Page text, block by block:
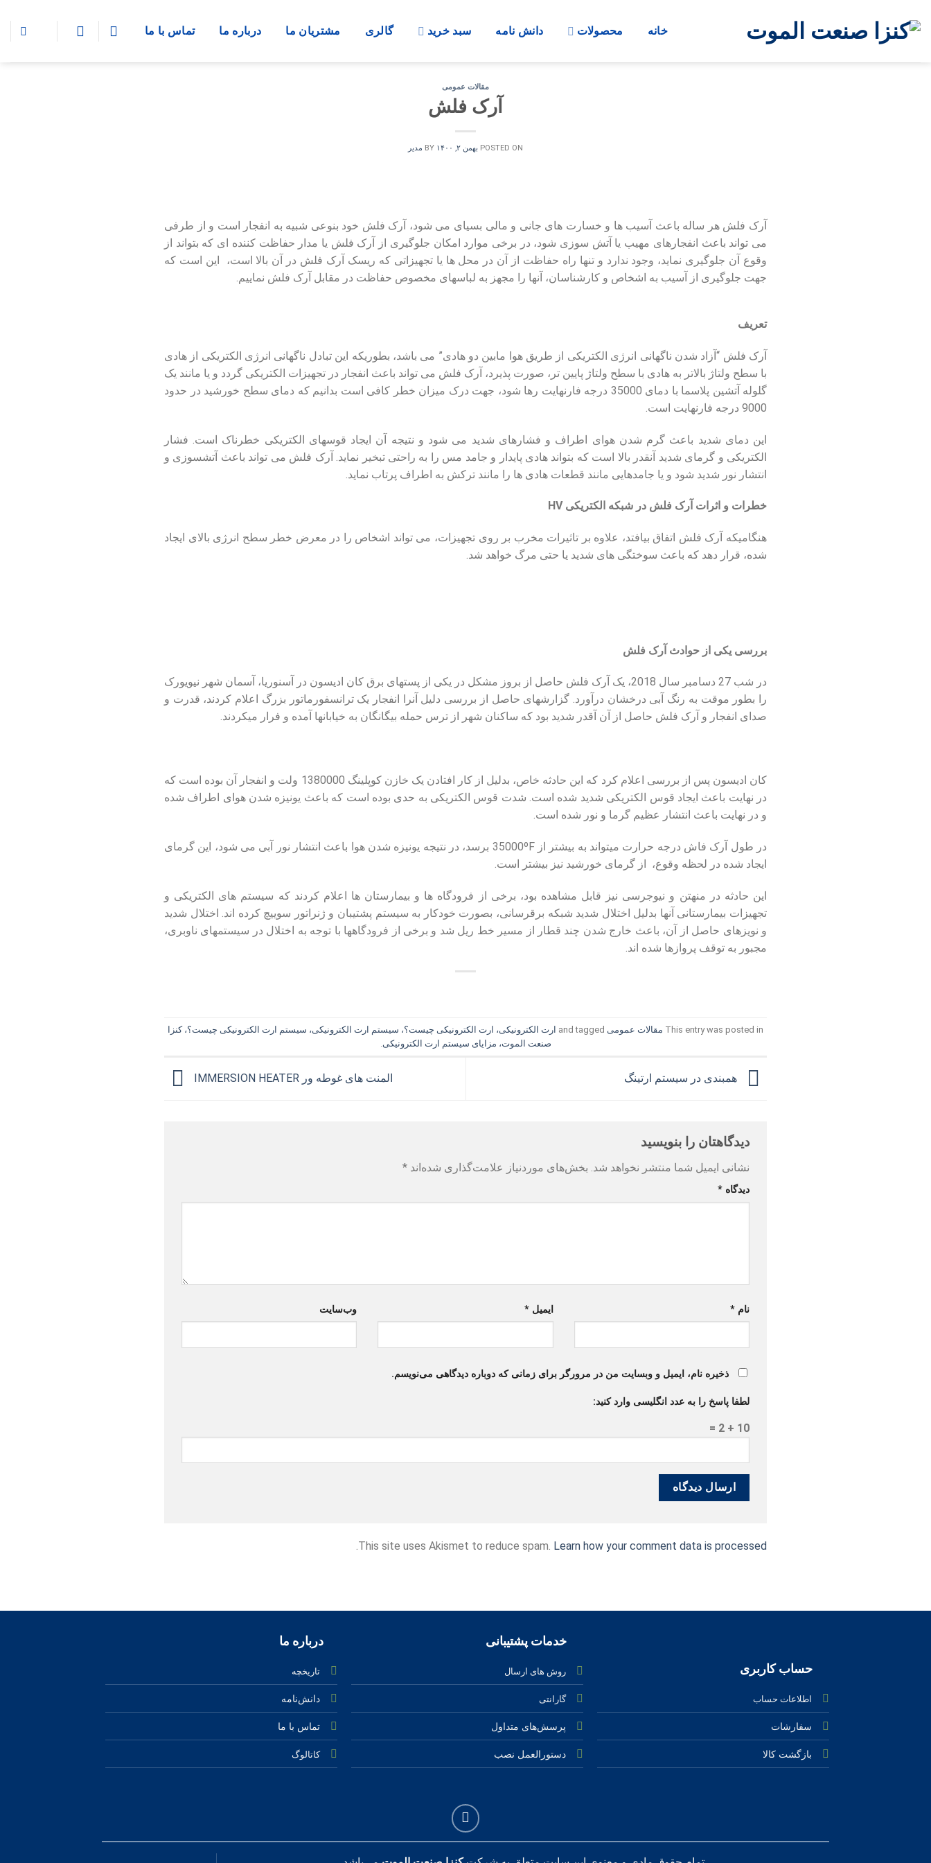
content
خانه محصولات دانش نامه سبد خرید گالری مشتریان ما درباره ما تماس‌ با‌ ما
مقالات عمومی
آرک فلش
POSTED ON بهمن ۲, ۱۴۰۰ مدیر
آرک فلش هر ساله باعث آسیب ها و خسارت ‏های جانی و مالی بسیای می‏ شود، آرک فلش خود بنوعی شبیه به انفجار است و از طرفی
می ‏تواند باعث انفجارهای مهیب یا آتش سوزی شود، در برخی موارد امکان جلوگیری از آرک فلش یا مدار حفاظت کننده ای که بتواند از
وقوع آن جلوگیری نماید، وجود ندارد و تنها راه حفاظت از آن در محل‏ ها یا تجهیزاتی که ریسک آرک فلش در آن بالا است، این است که
جهت جلوگیری از آسیب به اشخاص و کارشناسان، آنها را مجهز به لباسهای مخصوص حفاظت در مقابل آرک فلش نماییم.
تعریف
آرک فلش “آزاد شدن ناگهانی انرژی الکتریکی از طریق هوا مابین دو هادی” می باشد، بطوریکه این تبادل ناگهانی انرژی الکتریکی از هادی
با سطح ولتاژ بالاتر به هادی با سطح ولتاژ پایین تر، صورت پذیرد، آرک فلش می ‏تواند باعث انفجار در تجهیزات الکتریکی گردد و یا مانند یک
گلوله آتشین پلاسما با دمای 35000 درجه فارنهایت رها شود، جهت درک میزان خطر کافی است بدانیم که دمای سطح خورشید در حدود
9000 درجه فارنهایت است.
این دمای شدید باعث گرم شدن هوای اطراف و فشارهای شدید می‏ شود و نتیجه آن ایجاد قوس‏های الکتریکی خطرناک است. فشار
الکتریکی و گرمای شدید آنقدر بالا است که بتواند هادی پایدار و جامد مس را به راحتی تبخیر نماید. آرک فلش می ‏تواند باعث آتش‏سوزی و
انتشار نور شدید شود و یا جامدهایی مانند قطعات هادی ‏ها را مانند ترکش به اطراف پرتاب نماید.
خطرات و اثرات آرک فلش در شبکه الکتریکیHV
هنگامیکه آرک فلش اتفاق بیافتد، علاوه بر تاثیرات مخرب بر روی تجهیزات، می‏ تواند اشخاص را در معرض خطر سطح انرژی بالای ایجاد
شده، قرار دهد که باعث سوختگی های شدید یا حتی مرگ خواهد شد.
بررسی یکی از حوادث آرک فلش
در شب 27 دسامبر سال 2018، یک آرک فلش حاصل از بروز مشکل در یکی از پست‏های برق کان ادیسون در آسنوریا، آسمان شهر نیویورک
را بطور موقت به رنگ آبی درخشان درآورد. گزارش‏های حاصل از بررسی دلیل آنرا انفجار یک ترانسفورماتور بزرگ اعلام کردند، قدرت و
صدای انفجار و آرک فلش حاصل از آن آقدر شدید بود که ساکنان شهر از ترس حمله بیگانگان به خیابان‏ها آمده و فرار می‏کردند.
کان ادیسون پس از بررسی اعلام کرد که این حادثه خاص، بدلیل از کار افتادن یک خازن کوپلینگ 1380000 ولت و انفجار آن بوده است که
در نهایت باعث ایجاد قوس الکتریکی شدید شده است. شدت قوس الکتریکی به حدی بوده است که باعث یونیزه شدن هوای اطراف شده
و در نهایت باعث انتشار عظیم گرما و نور شده است.
در طول آرک فاش درجه حرارت می‏تواند به بیشتر از 35000ºF برسد، در نتیجه یونیزه شدن هوا باعث انتشار نور آبی می شود، این گرمای
ایجاد شده در لحظه وقوع، از گرمای خورشید نیز بیشتر است.
این حادثه در منهتن و نیوجرسی نیز قابل مشاهده بود، برخی از فرودگاه‏ ها و بیمارستان‏ ها اعلام کردند که سیستم های الکتریکی و
تجهیزات بیمارستانی آنها بدلیل اختلال شدید شبکه برقرسانی، بصورت خودکار به سیستم پشتیبان و ژنراتور سوییچ کرده‏ اند. اختلال شدید
و نویزهای حاصل از آن، باعث خارج شدن چند قطار از مسیر خط ریل شد و برخی از فرودگاه‏ها با توجه به اختلال در سیستمهای ناوبری،
مجبور به توقف پروازها شده‏ اند.
This entry was posted in مقالات عمومی
ارت الکترونیکی، ارت الکترونیکی چیست؟، سیستم ارت الکترونیکی، سیستم ارت الکترونیکی چیست؟، کنزا
صنعت الموت، مزایای سیستم ارت الکترونیکی
همبندی در سیستم ارتینگ المنت های غوطه ور IMMERSION HEATER
دیدگاهتان را بنویسید
نشانی ایمیل شما منتشر نخواهد شد. بخش‌های موردنیاز علامت‌گذاری شده‌اند *
دیدگاه *
نام * ایمیل* وب‌سایت
ذخیره نام، ایمیل و وبسایت من در مرورگر برای زمانی که دوباره دیدگاهی می‌نویسم.
لطفا پاسخ را به عدد انگلیسی وارد کنید:
10 + 2 =
This site uses Akismet to reduce spam. Learn how your comment data is processed
.
حساب کاربری
اطلاعات حساب
سفارشات
بازگشت کالا
خدمات پشتیبانی
روش های ارسال
گارانتی
پرسش‌های متداول
دستورالعمل نصب
درباره ‌ما
تاریخچه
دانش‌نامه
تماس‌ با‌ ما
کاتالوگ